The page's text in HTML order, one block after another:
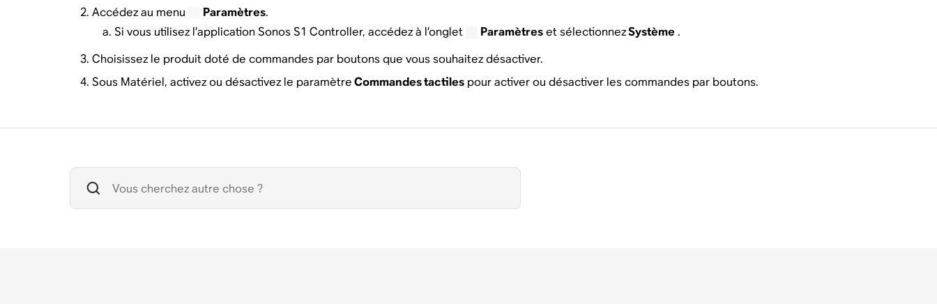
Accédez au menu
Paramètres.
Si vous utilisez l’application Sonos S1 Controller, accédez à l’onglet
Paramètreset sélectionnezSystème .
Choisissez le produit doté de commandes par boutons que vous souhaitez désactiver.
Sous Matériel, activez ou désactivez le paramètreCommandes tactilespour activer ou désactiver les commandes par boutons.